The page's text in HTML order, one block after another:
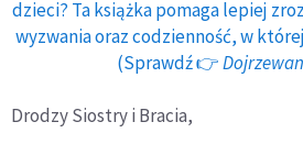
dzieci? Ta książka pomaga lepiej
wyzwania oraz codzienność, w
(Sprawdź 👉
Drodzy Siostry i Bracia,